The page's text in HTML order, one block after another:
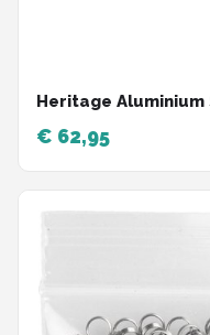
Heritage Aluminium
€ 62,95